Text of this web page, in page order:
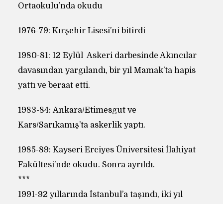
Ortaokulu’nda okudu
1976-79: Kırşehir Lisesi’ni bitirdi
1980-81: 12 Eylül Askeri darbesinde Akıncılar
davasından yargılandı, bir yıl Mamak’ta hapis
yattı ve beraat etti.
1983-84: Ankara/Etimesgut ve
Kars/Sarıkamış’ta askerlik yaptı.
1985-89: Kayseri Erciyes Üniversitesi İlahiyat
Fakültesi’nde okudu. Sonra ayrıldı.
***
1991-92 yıllarında İstanbul’a taşındı, iki yıl